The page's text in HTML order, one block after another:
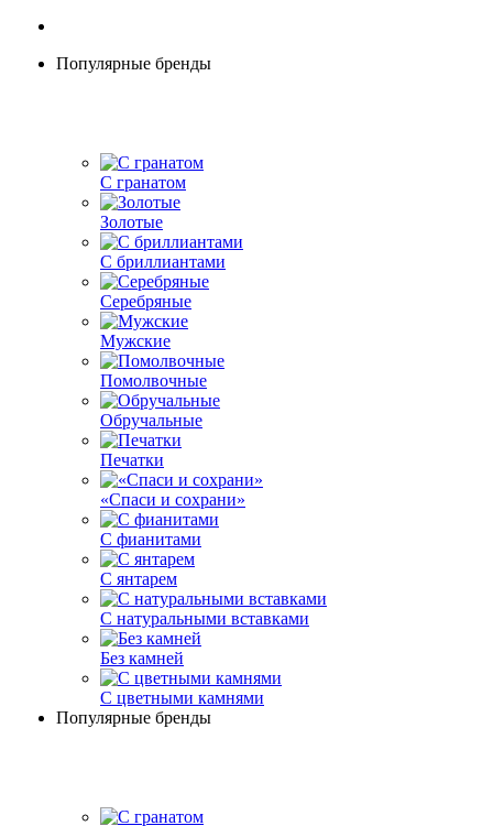
Популярные бренды
С гранатом
Золотые
С бриллиантами
Серебряные
Мужские
Помолвочные
Обручальные
Печатки
«Спаси и сохрани»
С фианитами
С янтарем
С натуральными вставками
Без камней
С цветными камнями
Популярные бренды